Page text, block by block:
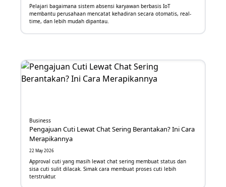
OCR
Face Recognition
Digital Media
Customer Relationship Management
Omnichannel
Pelajari bagaimana sistem absensi karyawan berbasis IoT
membantu perusahaan mencatat kehadiran secara otomatis, real-
time, dan lebih mudah dipantau.
Business
Pengajuan Cuti Lewat Chat Sering Berantakan? Ini Cara
Merapikannya
22 May 2026
Approval cuti yang masih lewat chat sering membuat status dan
sisa cuti sulit dilacak. Simak cara membuat proses cuti lebih
terstruktur.